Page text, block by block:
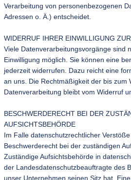
Verarbeitung von personenbezogenen
Adressen o. Ä.) entscheidet.
WIDERRUF IHRER EINWILLIGUNG
Viele Datenverarbeitungsvorgänge sind
Einwilligung möglich. Sie können eine
jederzeit widerrufen. Dazu reicht eine
an uns. Die Rechtmäßigkeit der bis zum
Datenverarbeitung bleibt vom Widerruf
BESCHWERDERECHT BEI DER
AUFSICHTSBEHÖRDE
Im Falle datenschutzrechtlicher
Beschwerderecht bei der zuständigen
Zuständige Aufsichtsbehörde in
der Landesdatenschutzbeauftragte des
unser Unternehmen seinen Sitz hat.